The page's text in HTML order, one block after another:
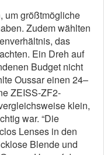
um größtmögliche
Zudem wählten
das
Ein Dreh auf
Budget nicht
Oussar einen 24–
ZEISS-ZF2-
klein,
war. “Die
Lenses in den
Blende und